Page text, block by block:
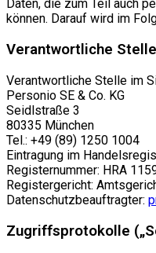
Daten, die zum Teil auch
können. Darauf wird im
Verantwortliche Stelle
Verantwortliche Stelle im
Personio SE & Co. KG
Seidlstraße 3
80335 München
Tel.: +49 (89) 1250 1004
Eintragung im
Registernummer: HRA
Registergericht:
Datenschutzbeauftragter:
Zugriffsprotokolle